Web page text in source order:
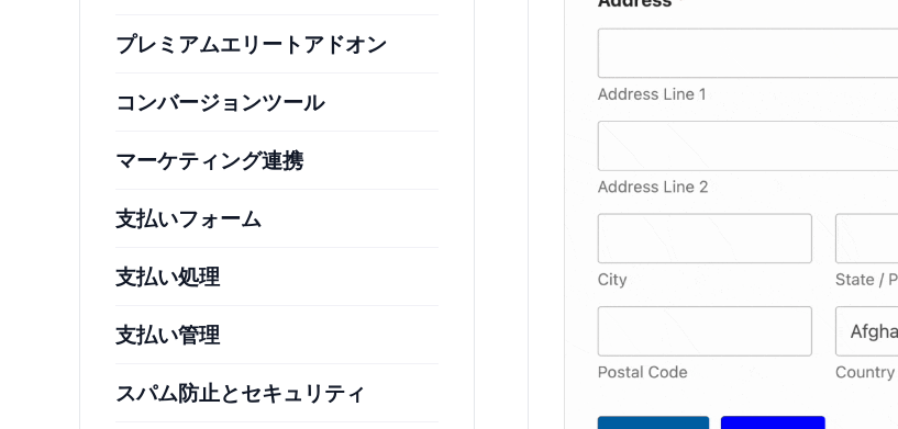
プレミアムエリートアドオン
コンバージョンツール
マーケティング連携
支払いフォーム
支払い処理
支払い管理
スパム防止とセキュリティ